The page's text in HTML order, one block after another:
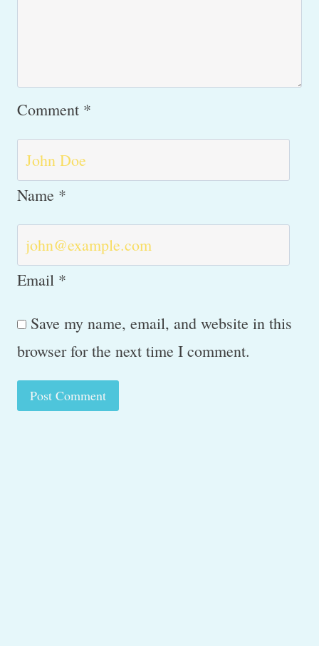
Comment *
Name *
Email *
Save my name, email, and website in this
browser for the next time I comment.